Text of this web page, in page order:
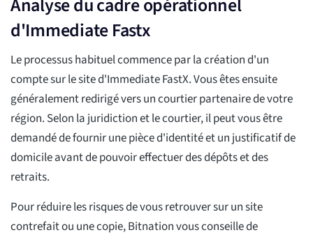
Analyse du cadre opérationnel
d'Immediate Fastx
Le processus habituel commence par la création d'un
compte sur le site d'Immediate FastX. Vous êtes ensuite
généralement redirigé vers un courtier partenaire de votre
région. Selon la juridiction et le courtier, il peut vous être
demandé de fournir une pièce d'identité et un justificatif de
domicile avant de pouvoir effectuer des dépôts et des
retraits.
Pour réduire les risques de vous retrouver sur un site
contrefait ou une copie, Bitnation vous conseille de